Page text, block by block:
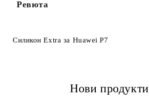
Ревюта
Силикон Extra за Huawei P7
Нови продукти